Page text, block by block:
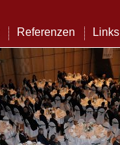
Referenzen Links